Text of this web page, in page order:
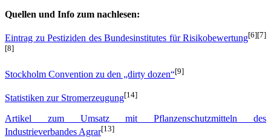
Quellen und Info zum nachlesen:
Eintrag zu Pestiziden des Bundesinstitutes für Risikobewertung[6][7]
[8]
Stockholm Convention zu den „dirty dozen“[9]
Statistiken zur Stromerzeugung[14]
Artikel zum Umsatz mit Pflanzenschutzmitteln des
Industrieverbandes Agrar[13]